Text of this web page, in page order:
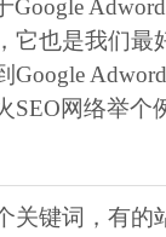
它也是我们最
SEO网络举个
关键词，有的